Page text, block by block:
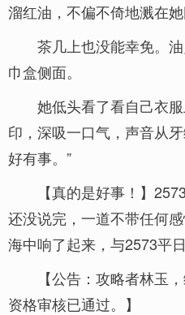
溜红油，不偏不倚地溅在她
茶几上也没能幸免。
巾盒侧面。
她低头看了看自己衣
印，深吸一口气，声音从
好有事。”
【真的是好事！】
还没说完，一道不带任何
海中响了起来，与2573平
【公告：攻略者林玉
资格审核已通过。】